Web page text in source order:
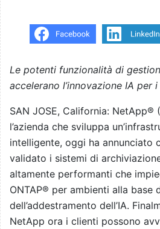
Le potenti funzionalità di
accelerano l’innovazione IA per
SAN JOSE, California: NetApp®
l’azienda che sviluppa
intelligente, oggi ha annunciato
validato i sistemi di
altamente performanti che
ONTAP® per ambienti alla base
dell’addestramento dell’IA.
NetApp ora i clienti possono